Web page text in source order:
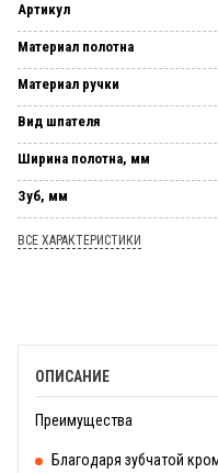
Артикул
Материал полотна
Материал ручки
Вид шпателя
Ширина полотна, мм
Зуб, мм
ВСЕ ХАРАКТЕРИСТИКИ
ОПИСАНИЕ
Преимущества
Благодаря зубчатой